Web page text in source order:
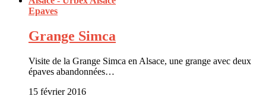
Epaves
Grange Simca
Visite de la Grange Simca en Alsace, une grange avec deux
épaves abandonnées…
15 février 2016